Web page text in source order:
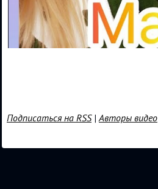
Подписаться на RSS|Авторы видео